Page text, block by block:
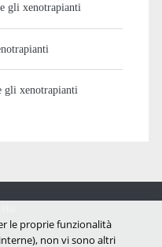
gli xenotrapianti
gli xenotrapianti
e antispecista
le proprie funzionalità
non vi sono altri